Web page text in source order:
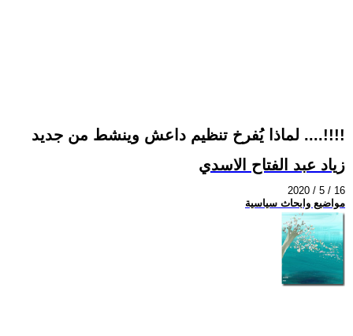
لماذا يُفرخ تنظيم داعش وينشط من جديد ....!!!!
زياد عبد الفتاح الاسدي
2020 / 5 / 16
مواضيع وابحاث سياسية